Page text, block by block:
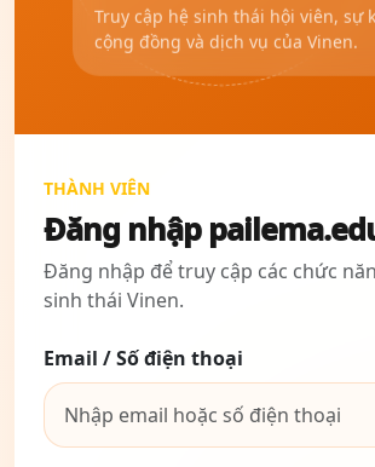
Truy cập hệ sinh thái hội viên, sự
cộng đồng và dịch vụ của Vinen.
THÀNH VIÊN
Đăng nhập
Đăng nhập để truy cập các chức
sinh thái Vinen.
Email / Số điện thoại